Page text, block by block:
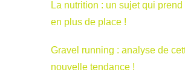
La nutrition : un sujet qui
en plus de place !
Gravel running : analyse de
nouvelle tendance !